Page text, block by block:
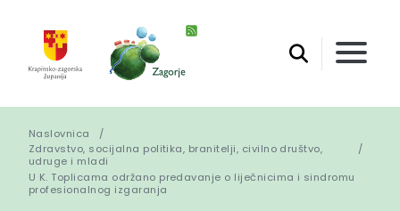
Naslovnica
Zdravstvo, socijalna politika, branitelji, civilno društvo,
udruge i mladi
U K. Toplicama održano predavanje o liječnicima i sindromu
profesionalnog izgaranja